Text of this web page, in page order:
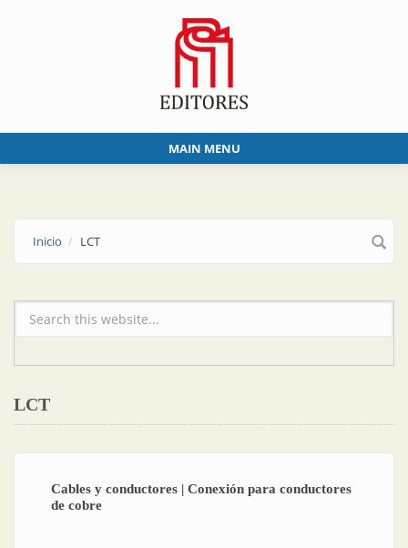
MAIN MENU
Inicio LCT
Formulario de búsqueda
LCT
Cables y conductores | Conexión para conductores
de cobre